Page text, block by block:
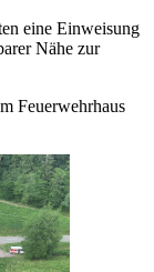
eine Einweisung
Nähe zur
Feuerwehrhaus